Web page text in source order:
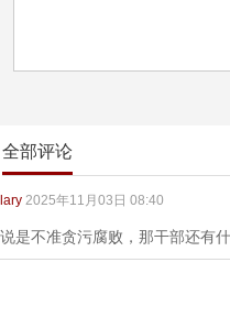
全部评论
lary 2025年11月03日 08:40
说是不准贪污腐败，那干部还有